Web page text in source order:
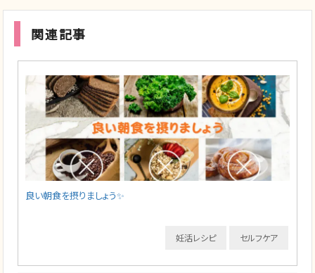
関連記事
良い朝食を摂りましょう✨
セルフケア
妊活レシピ